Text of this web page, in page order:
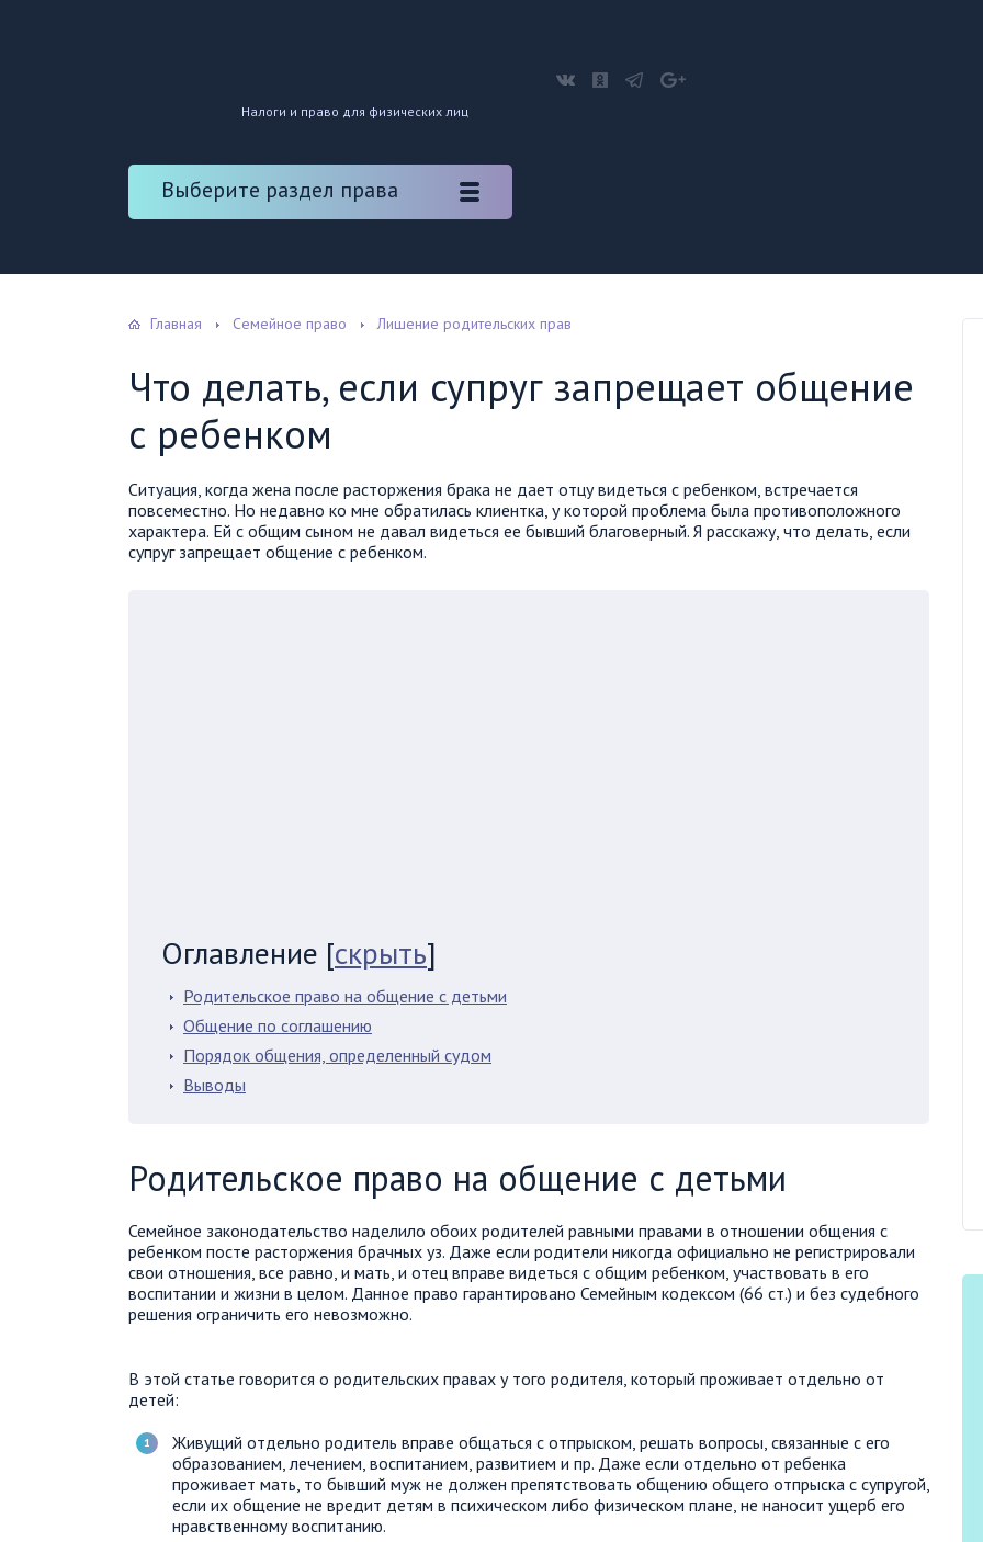
Налоги и право для физических лиц
Выберите раздел права
Главная Семейное право Лишение родительских прав
Что делать, если супруг запрещает общение
с ребенком
Ситуация, когда жена после расторжения брака не дает отцу видеться с ребенком, встречается
повсеместно. Но недавно ко мне обратилась клиентка, у которой проблема была противоположного
характера. Ей с общим сыном не давал видеться ее бывший благоверный. Я расскажу, что делать, если
супруг запрещает общение с ребенком.
Оглавление [скрыть]
Родительское право на общение с детьми
Общение по соглашению
Порядок общения, определенный судом
Выводы
Родительское право на общение с детьми
Семейное законодательство наделило обоих родителей равными правами в отношении общения с
ребенком посте расторжения брачных уз. Даже если родители никогда официально не регистрировали
свои отношения, все равно, и мать, и отец вправе видеться с общим ребенком, участвовать в его
воспитании и жизни в целом. Данное право гарантировано Семейным кодексом (66 ст.) и без судебного
решения ограничить его невозможно.
В этой статье говорится о родительских правах у того родителя, который проживает отдельно от
детей:
Живущий отдельно родитель вправе общаться с отпрыском, решать вопросы, связанные с его
образованием, лечением, воспитанием, развитием и пр. Даже если отдельно от ребенка
проживает мать, то бывший муж не должен препятствовать общению общего отпрыска с супругой,
если их общение не вредит детям в психическом либо физическом плане, не наносит ущерб его
нравственному воспитанию.